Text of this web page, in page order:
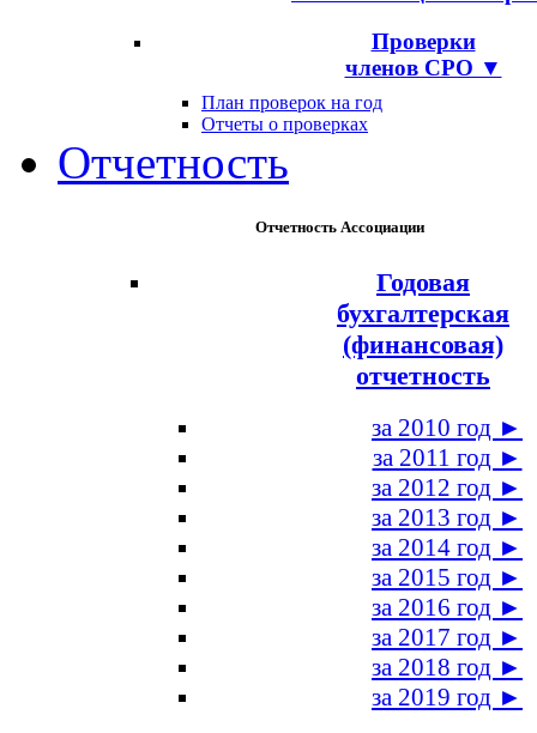
Проверки
членов СРО ▼
План проверок на год
Отчеты о проверках
Отчетность
Отчетность Ассоциации
Годовая
бухгалтерская
(финансовая)
отчетность
за 2010 год ►
за 2011 год ►
за 2012 год ►
за 2013 год ►
за 2014 год ►
за 2015 год ►
за 2016 год ►
за 2017 год ►
за 2018 год ►
за 2019 год ►